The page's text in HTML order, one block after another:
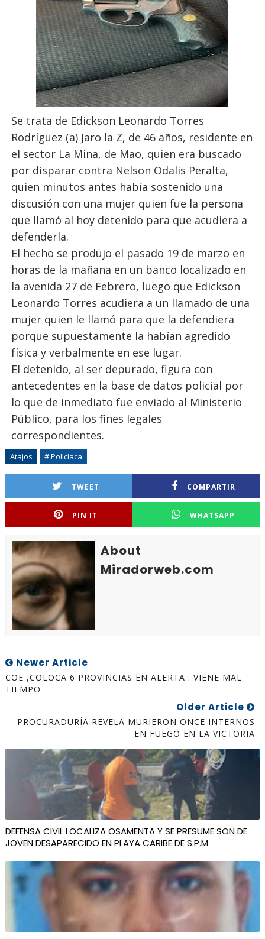
Se trata de Edickson Leonardo Torres
Rodríguez (a) Jaro la Z, de 46 años, residente en
el sector La Mina, de Mao, quien era buscado
por disparar contra Nelson Odalis Peralta,
quien minutos antes había sostenido una
discusión con una mujer quien fue la persona
que llamó al hoy detenido para que acudiera a
defenderla.
El hecho se produjo el pasado 19 de marzo en
horas de la mañana en un banco localizado en
la avenida 27 de Febrero, luego que Edickson
Leonardo Torres acudiera a un llamado de una
mujer quien le llamó para que la defendiera
porque supuestamente la habían agredido
física y verbalmente en ese lugar.
El detenido, al ser depurado, figura con
antecedentes en la base de datos policial por
lo que de inmediato fue enviado al Ministerio
Público, para los fines legales
correspondientes.
Atajos # Policíaca
TWEET COMPARTIR
PIN IT WHATSAPP
About
Miradorweb.com
Newer Article
COE ,COLOCA 6 PROVINCIAS EN ALERTA : VIENE MAL
TIEMPO
Older Article
PROCURADURÍA REVELA MURIERON ONCE INTERNOS
EN FUEGO EN LA VICTORIA
DEFENSA CIVIL LOCALIZA OSAMENTA Y SE PRESUME SON DE
JOVEN DESAPARECIDO EN PLAYA CARIBE DE S.P.M